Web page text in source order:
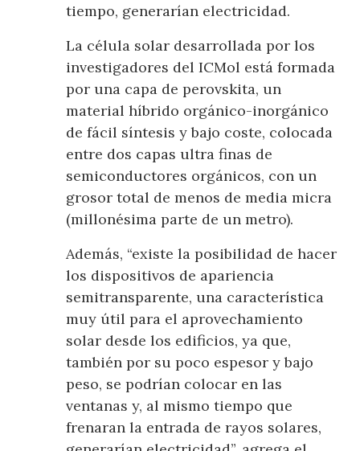
tiempo, generarían electricidad.
La célula solar desarrollada por los
investigadores del ICMol está formada
por una capa de perovskita, un
material híbrido orgánico-inorgánico
de fácil síntesis y bajo coste, colocada
entre dos capas ultra finas de
semiconductores orgánicos, con un
grosor total de menos de media micra
(millonésima parte de un metro).
Además, “existe la posibilidad de hacer
los dispositivos de apariencia
semitransparente, una característica
muy útil para el aprovechamiento
solar desde los edificios, ya que,
también por su poco espesor y bajo
peso, se podrían colocar en las
ventanas y, al mismo tiempo que
frenaran la entrada de rayos solares,